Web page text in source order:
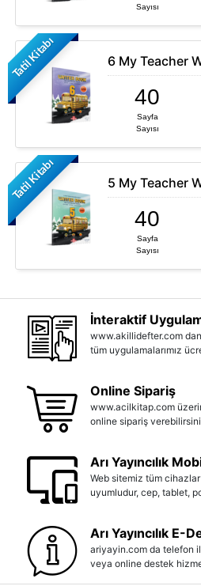
Sayısı
Tatil Kitabı 6 My Teacher
40
Sayfa
Sayısı
Tatil Kitabı 5 My Teacher
40
Sayfa
Sayısı
İnteraktif
www.akillidefter.com
tüm uygulamalarımız
Online Sipariş
www.acilkitap.com
online sipariş
Arı Yayıncılık
Web sitemiz tüm
uyumludur, cep, tablet,
Arı Yayıncılık E-
ariyayin.com da telefon
veya online destek